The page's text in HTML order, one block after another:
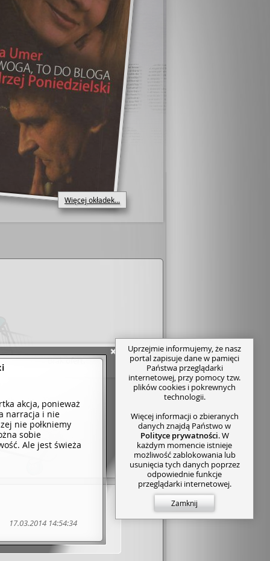
Więcej okładek...
Brak ofert.
akcja, ponieważ
narracja i nie
nie połkniemy
sobie
Ale jest świeża
17.03.2014 14:54:34
Uprzejmie informujemy, że nasz
portal zapisuje dane w pamięci
Państwa przeglądarki
internetowej, przy pomocy tzw.
plików cookies i pokrewnych
technologii.
Więcej informacji o zbieranych
danych znajdą Państwo w
Polityce prywatności. W
każdym momencie istnieje
możliwość zablokowania lub
usunięcia tych danych poprzez
odpowiednie funkcje
przeglądarki internetowej.
Zamknij